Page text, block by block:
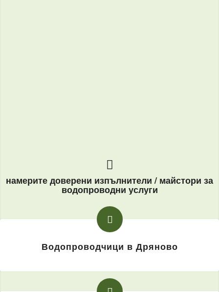
намерите доверени изпълнители / майстори за
водопроводни услуги
Водопроводчици в Дряново